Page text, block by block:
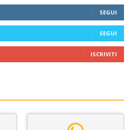
SEGUI
SEGUI
ISCRIVITI